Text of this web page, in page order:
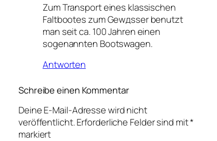
Zum Transport eines klassischen
Faltbootes zum Gewдsser benutzt
man seit ca. 100 Jahren einen
sogenannten Bootswagen.
Antworten
Schreibe einen Kommentar
Deine E-Mail-Adresse wird nicht
veröffentlicht.Erforderliche Felder sind mit*
markiert